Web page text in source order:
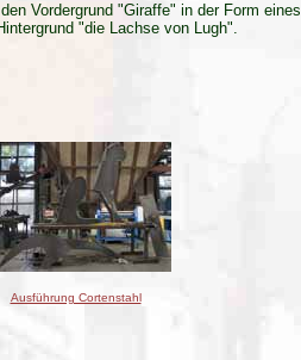
Vordergrund "Giraffe" in der Form eines
"die Lachse von Lugh".
Ausführung Cortenstahl